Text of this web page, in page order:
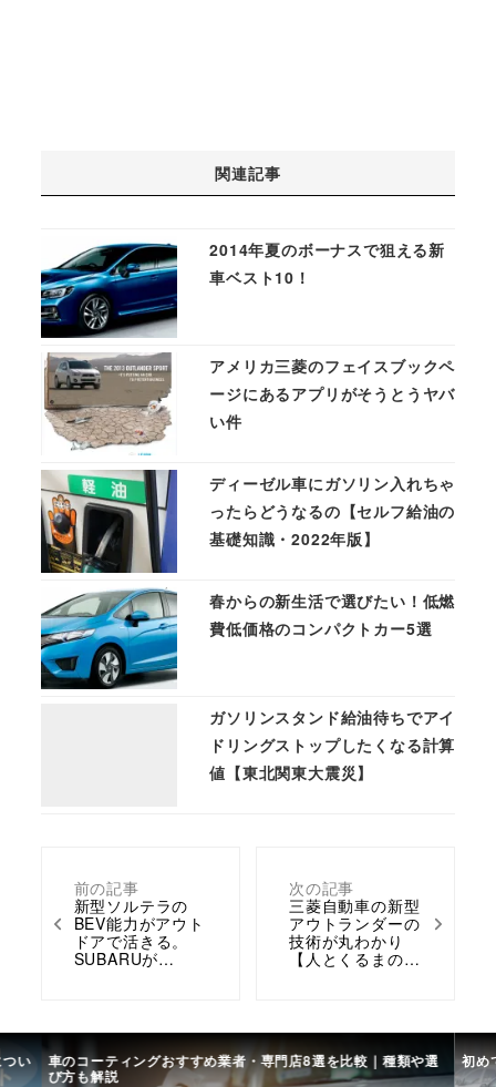
前の記事
新型ソルテラの
BEV能力がアウト
ドアで活きる。
SUBARUが…
次の記事
三菱自動車の新型
アウトランダーの
技術が丸わかり
【人とくるまの…
関連記事
2014年夏のボーナスで狙える新
車ベスト10！
アメリカ三菱のフェイスブックペ
ージにあるアプリがそうとうヤバ
い件
ディーゼル車にガソリン入れちゃ
ったらどうなるの【セルフ給油の
基礎知識・2022年版】
春からの新生活で選びたい！低燃
費低価格のコンパクトカー5選
ガソリンスタンド給油待ちでアイ
ドリングストップしたくなる計算
値【東北関東大震災】
い 車のコーティングおすすめ業者・専門店8選を比較｜種類や選
び方も解説
初め